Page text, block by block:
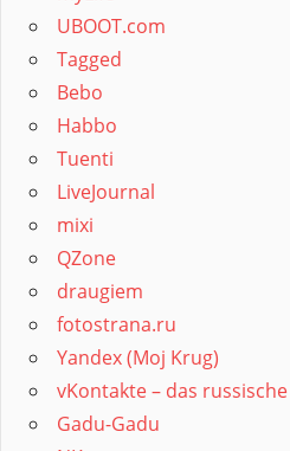
UBOOT.com
Tagged
Bebo
Habbo
Tuenti
LiveJournal
mixi
QZone
draugiem
fotostrana.ru
Yandex (Moj Krug)
vKontakte – das
Gadu-Gadu